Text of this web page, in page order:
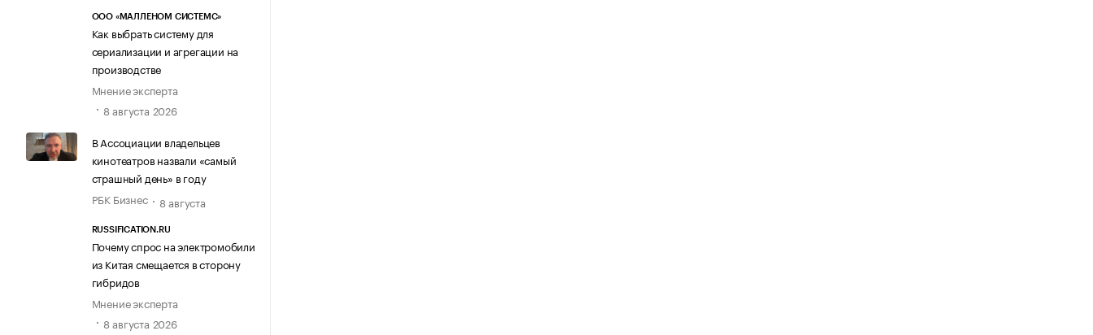
ООО «МАЛЛЕНОМ СИСТЕМС»
Как выбрать систему для
сериализации и агрегации на
производстве
Мнение эксперта
8 августа 2026
В Ассоциации владельцев
кинотеатров назвали «самый
страшный день» в году
РБК Бизнес
8 августа
RUSSIFICATION.RU
Почему спрос на электромобили
из Китая смещается в сторону
гибридов
Мнение эксперта
8 августа 2026